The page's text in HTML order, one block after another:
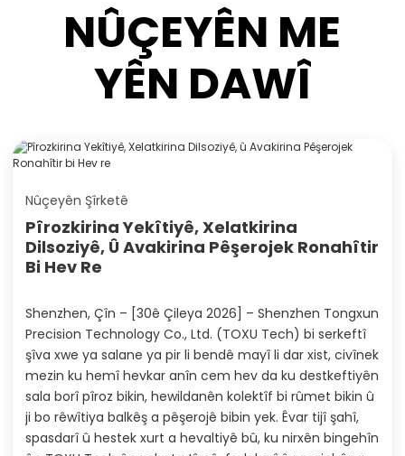
NÛÇEYÊN ME
YÊN DAWÎ
Nûçeyên Şîrketê
Pîrozkirina Yekîtiyê, Xelatkirina
Dilsoziyê, Û Avakirina Pêşerojek Ronahîtir
Bi Hev Re
Shenzhen, Çîn – [30ê Çileya 2026] – Shenzhen Tongxun
Precision Technology Co., Ltd. (TOXU Tech) bi serkeftî
şîva xwe ya salane ya pir li bendê mayî li dar xist, civînek
mezin ku hemî hevkar anîn cem hev da ku destkeftiyên
sala borî pîroz bikin, hewildanên kolektîf bi rûmet bikin û
ji bo rêwîtiya balkêş a pêşerojê bibin yek. Êvar tijî şahî,
spasdarî û hestek xurt a hevaltiyê bû, ku nirxên bingehîn